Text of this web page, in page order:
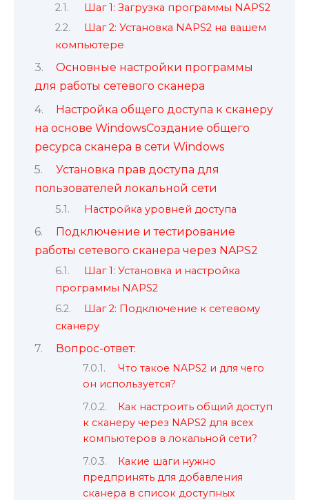
Шаг 1: Загрузка программы NAPS2
Шаг 2: Установка NAPS2 на вашем
компьютере
Основные настройки программы
для работы сетевого сканера
Настройка общего доступа к сканеру
на основе WindowsСоздание общего
ресурса сканера в сети Windows
Установка прав доступа для
пользователей локальной сети
Настройка уровней доступа
Подключение и тестирование
работы сетевого сканера через NAPS2
Шаг 1: Установка и настройка
программы NAPS2
Шаг 2: Подключение к сетевому
сканеру
Вопрос-ответ:
Что такое NAPS2 и для чего
он используется?
Как настроить общий доступ
к сканеру через NAPS2 для всех
компьютеров в локальной сети?
Какие шаги нужно
предпринять для добавления
сканера в список доступных